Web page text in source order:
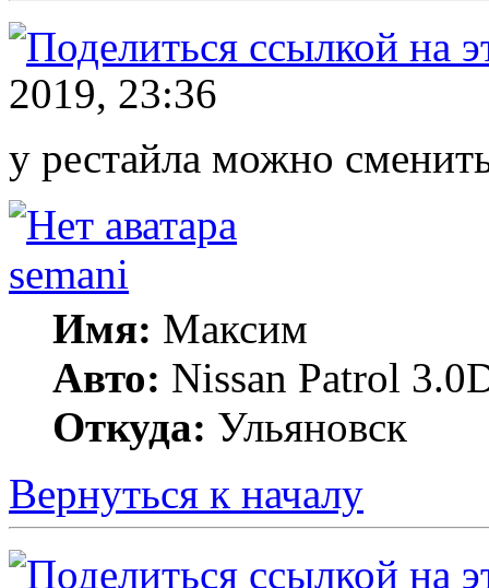
2019, 23:36
у рестайла можно
semani
Имя: Максим
Авто: Nissan Patrol
Откуда: Ульяновск
Вернуться к началу